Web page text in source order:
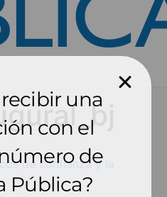
de confianza y la
una
con el
de
Pública?